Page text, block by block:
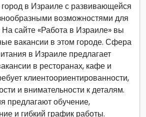
в Израиле с развивающейся
возможностями для
На сайте «Работа в Израиле» вы
вакансии в этом городе. Сфера
в Израиле предлагает
в ресторанах, кафе и
клиентоориентированности,
и внимательности к деталям.
предлагают обучение,
и гибкий график работы.